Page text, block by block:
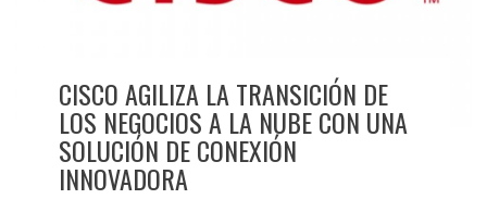
CISCO AGILIZA LA TRANSICIÓN DE
LOS NEGOCIOS A LA NUBE CON UNA
SOLUCIÓN DE CONEXIÓN
INNOVADORA